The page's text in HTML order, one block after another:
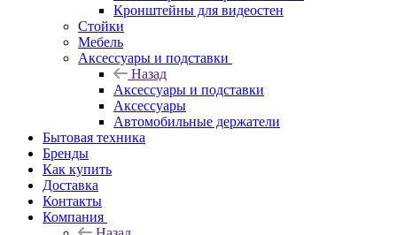
Кронштейны для видеостен
Стойки
Мебель
Аксессуары и подставки
Назад
Аксессуары и подставки
Аксессуары
Автомобильные держатели
Бытовая техника
Бренды
Как купить
Доставка
Контакты
Компания